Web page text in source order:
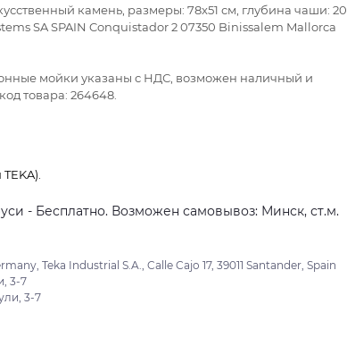
камень, размеры: 78x51 см, глубина чаши: 20
SA SPAIN Conquistador 2 07350 Binissalem Mallorca
мойки указаны с НДС, возможен наличный и
товара: 264648.
- Бесплатно. Возможен самовывоз: Минск, ст.м.
Teka Industrial S.A., Calle Cajo 17, 39011 Santander, Spain
3-7
3-7